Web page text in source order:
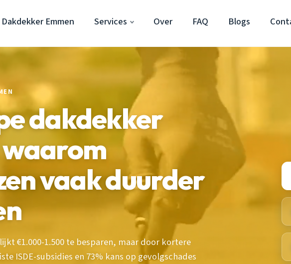
Dakdekker Emmen Services Over FAQ Blogs
dakdekker
vaak duurder
€1.000-1.500 te besparen, maar door kortere
ISDE-subsidies en 73% kans op gevolgschades